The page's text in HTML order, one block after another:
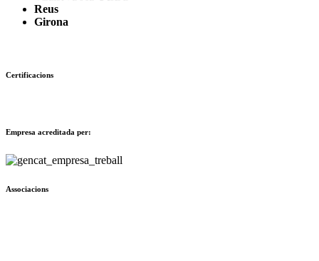
Reus
Girona
Certificacions
Empresa acreditada per:
Associacions